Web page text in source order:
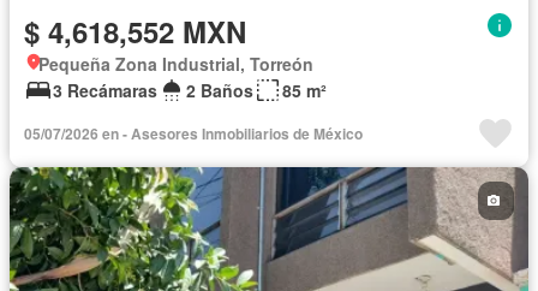
$ 4,618,552 MXN
Pequeña Zona Industrial, Torreón
3 Recámaras
2 Baños 85 m²
05/07/2026 en - Asesores Inmobiliarios de México